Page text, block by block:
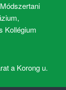
Kollégium
a Korong u.